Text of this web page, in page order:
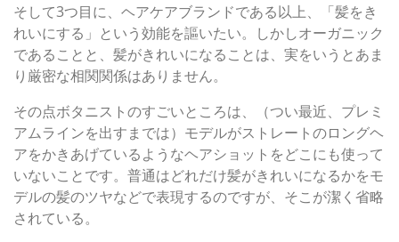
そして3つ目に、ヘアケアブランドである以上、「髪をき
れいにする」という効能を謳いたい。しかしオーガニック
であることと、髪がきれいになることは、実をいうとあま
り厳密な相関関係はありません。
その点ボタニストのすごいところは、（つい最近、プレミ
アムラインを出すまでは）モデルがストレートのロングヘ
アをかきあげているようなヘアショットをどこにも使って
いないことです。普通はどれだけ髪がきれいになるかをモ
デルの髪のツヤなどで表現するのですが、そこが潔く省略
されている。